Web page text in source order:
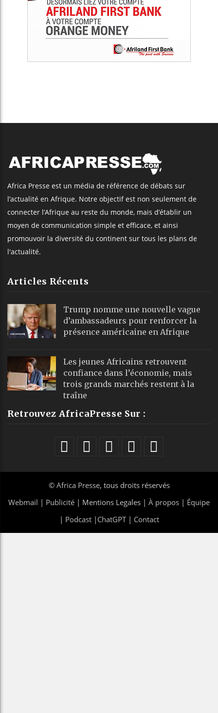
Africa Presse est un média de référence de débats sur
l’actualité en Afrique. Notre objectif est non seulement de
connecter l’Afrique au reste du monde, mais d’établir un
moyen de communication simple et efficace, et ainsi
promouvoir la diversité du continent sur tous les plans de
l'actualité.
Articles Récents
Trump nomme une nouvelle vague
d’ambassadeurs pour renforcer la
présence américaine en Afrique
Les jeunes Africains retrouvent
confiance dans l’économie, mais
trois grands marchés restent à la
traîne
Retrouvez AfricaPresse Sur :
© Africa Presse, tous droits réservés
Webmail | Publicité | Mentions Legales | À propos | Équipe
| Podcast| ChatGPT| Contact